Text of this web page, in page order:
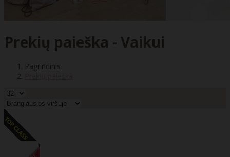
Prekių paieška - Vaikui
Pagrindinis